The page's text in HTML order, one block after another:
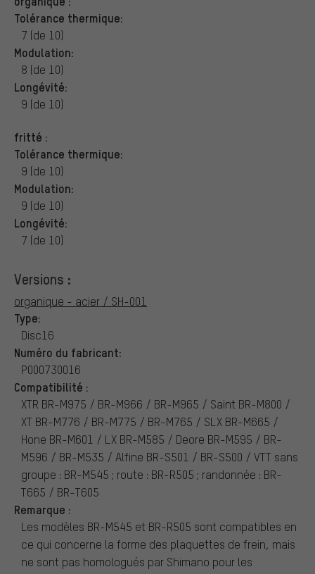
Tolérance thermique:
7 (de 10)
Modulation:
8 (de 10)
Longévité:
9 (de 10)
fritté :
Tolérance thermique:
9 (de 10)
Modulation:
9 (de 10)
Longévité:
7 (de 10)
Versions :
organique - acier / SH-001
Type:
Disc16
Numéro du fabricant:
P000730016
Compatibilité :
XTR BR-M975 / BR-M966 / BR-M965 / Saint BR-M800 /
XT BR-M776 / BR-M775 / BR-M765 / SLX BR-M665 /
Hone BR-M601 / LX BR-M585 / Deore BR-M595 / BR-
M596 / BR-M535 / Alfine BR-S501 / BR-S500 / VTT sans
groupe : BR-M545 ; route : BR-R505 ; randonnée : BR-
T665 / BR-T605
Remarque :
Les modèles BR-M545 et BR-R505 sont compatibles en
ce qui concerne la forme des plaquettes de frein, mais
ne sont pas homologués par Shimano pour les